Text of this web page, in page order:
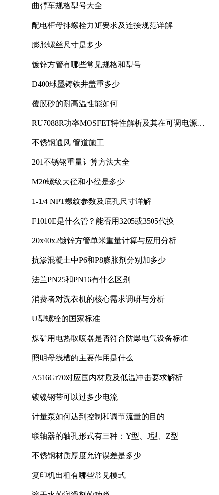
曲臂车规格型号大全
配电柜母排螺栓力矩要求及连接规范详解
膨胀螺丝尺寸是多少
镀锌方管有哪些常见规格和型号
D400球墨铸铁井盖重多少
覆膜砂的耐高温性能如何
RU7088R功率MOSFET特性解析及其在可调电源设
不锈钢通风 管道施工
201不锈钢重量计算方法大全
M20螺纹大径和小径是多少
1-1/4 NPT螺纹参数及底孔尺寸详解
F1010E是什么管？能否用3205或3505代换
20x40x2镀锌方管单米重量计算与应用分析
抗渗混凝土中P6和P8膨胀剂分别加多少
法兰PN25和PN16有什么区别
消费者对洗衣机的核心需求调研与分析
U型螺栓的国家标准
煤矿用电热取暖器是否符合防爆电气设备标准
照明母线槽的主要作用是什么
A516Gr70对应国内材质及低温冲击要求解析
镀镍钢带可以过多少电流
计量泵如何达到控制和调节流量的目的
联轴器的轴孔形式有三种：Y型、J型、Z型
不锈钢材质厚度允许误差是多少
复印机出租有哪些常见模式